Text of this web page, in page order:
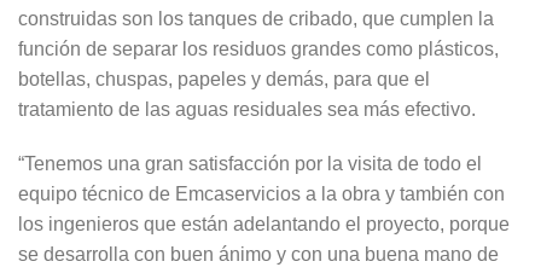
construidas son los tanques de cribado, que cumplen la
función de separar los residuos grandes como plásticos,
botellas, chuspas, papeles y demás, para que el
tratamiento de las aguas residuales sea más efectivo.
“Tenemos una gran satisfacción por la visita de todo el
equipo técnico de Emcaservicios a la obra y también con
los ingenieros que están adelantando el proyecto, porque
se desarrolla con buen ánimo y con una buena mano de